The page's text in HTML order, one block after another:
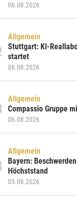
06.08.2026
Allgemein
Stuttgart: KI-
startet
06.08.2026
Allgemein
Compassio Gruppe
06.08.2026
Allgemein
Bayern:
Höchststand
05.08.2026